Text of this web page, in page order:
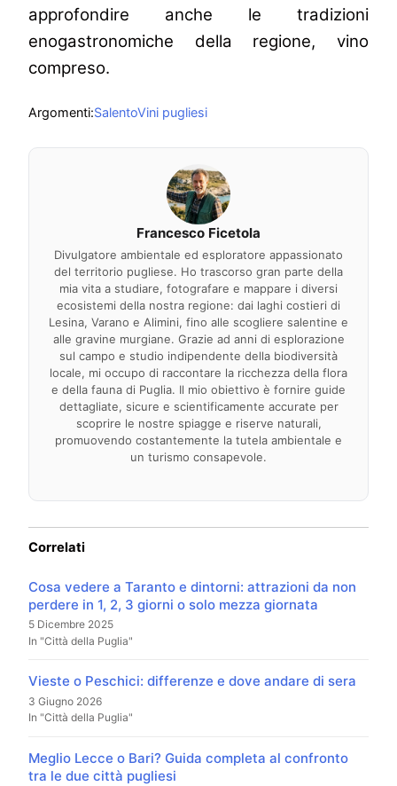
approfondire anche le tradizioni
enogastronomiche della regione, vino
compreso.
Argomenti:SalentoVini pugliesi
Francesco Ficetola
Divulgatore ambientale ed esploratore appassionato
del territorio pugliese. Ho trascorso gran parte della
mia vita a studiare, fotografare e mappare i diversi
ecosistemi della nostra regione: dai laghi costieri di
Lesina, Varano e Alimini, fino alle scogliere salentine e
alle gravine murgiane. Grazie ad anni di esplorazione
sul campo e studio indipendente della biodiversità
locale, mi occupo di raccontare la ricchezza della flora
e della fauna di Puglia. Il mio obiettivo è fornire guide
dettagliate, sicure e scientificamente accurate per
scoprire le nostre spiagge e riserve naturali,
promuovendo costantemente la tutela ambientale e
un turismo consapevole.
Correlati
Cosa vedere a Taranto e dintorni: attrazioni da non
perdere in 1, 2, 3 giorni o solo mezza giornata
5 Dicembre 2025
In "Città della Puglia"
Vieste o Peschici: differenze e dove andare di sera
3 Giugno 2026
In "Città della Puglia"
Meglio Lecce o Bari? Guida completa al confronto
tra le due città pugliesi